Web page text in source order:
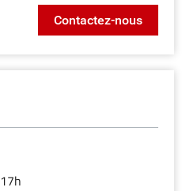
Contactez-nous